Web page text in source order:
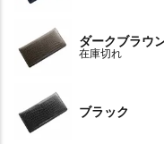
ダークブラウ
在庫切れ
ブラック